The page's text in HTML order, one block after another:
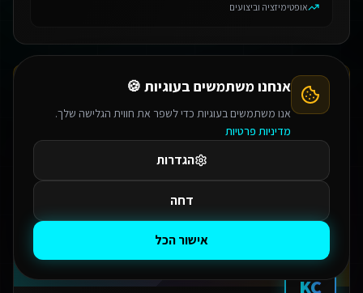
אופטימיזציה וביצועים
מערכות פרודקשן משלכם
למידע נוסף
KC
אנחנו משתמשים בעוגיות 🍪
אנו משתמשים בעוגיות כדי לשפר את חווית הגלישה שלך.
מדיניות פרטיות
הגדרות
דחה
אישור הכל